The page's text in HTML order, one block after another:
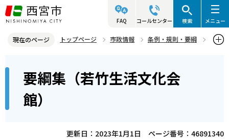
こ
の
ジ
頭
FAQ コールセンター 検索 メニュー
現在のページ トップページ 市政情報
条例・規則・要綱
要綱集（若竹生活文化会
館）
更新日：2023年1月1日
ページ番号：46891340